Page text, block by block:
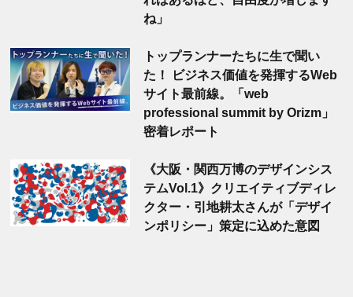
ね」
トップランナーたちに生で聞い
た！ ビジネス価値を発揮するWeb
サイト最前線。「web
professional summit by Orizm」
密着レポート
《大阪・関西万博のデザインシス
テムVol.1》クリエイティブディレ
クター・引地耕太さんが「デザイ
ンポリシー」策定に込めた意図